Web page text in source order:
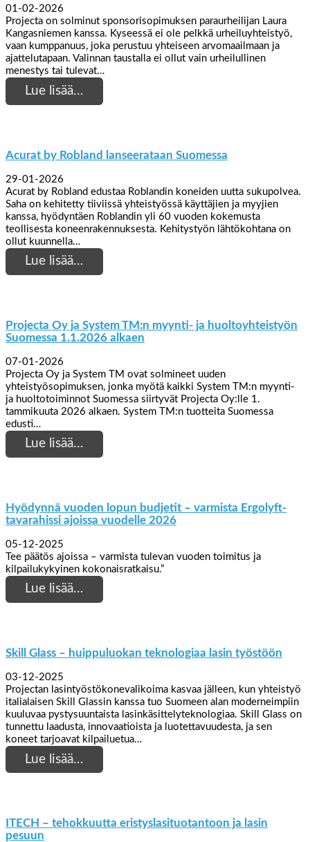
01-02-2026
Projecta on solminut sponsorisopimuksen paraurheilijan Laura
Kangasniemen kanssa. Kyseessä ei ole pelkkä urheiluyhteistyö,
vaan kumppanuus, joka perustuu yhteiseen arvomaailmaan ja
ajattelutapaan. Valinnan taustalla ei ollut vain urheilullinen
menestys tai tulevat…
Lue lisää…
Acurat by Robland lanseerataan Suomessa
29-01-2026
Acurat by Robland edustaa Roblandin koneiden uutta sukupolvea.
Saha on kehitetty tiiviissä yhteistyössä käyttäjien ja myyjien
kanssa, hyödyntäen Roblandin yli 60 vuoden kokemusta
teollisesta koneenrakennuksesta. Kehitystyön lähtökohtana on
ollut kuunnella…
Lue lisää…
Projecta Oy ja System TM:n myynti- ja huoltoyhteistyön
Suomessa 1.1.2026 alkaen
07-01-2026
Projecta Oy ja System TM ovat solmineet uuden
yhteistyösopimuksen, jonka myötä kaikki System TM:n myynti-
ja huoltotoiminnot Suomessa siirtyvät Projecta Oy:lle 1.
tammikuuta 2026 alkaen. System TM:n tuotteita Suomessa
edusti…
Lue lisää…
Hyödynnä vuoden lopun budjetit – varmista Ergolyft-
tavarahissi ajoissa vuodelle 2026
05-12-2025
Tee päätös ajoissa – varmista tulevan vuoden toimitus ja
kilpailukykyinen kokonaisratkaisu.”
Lue lisää…
Skill Glass – huippuluokan teknologiaa lasin työstöön
03-12-2025
Projectan lasintyöstökonevalikoima kasvaa jälleen, kun yhteistyö
italialaisen Skill Glassin kanssa tuo Suomeen alan moderneimpiin
kuuluvaa pystysuuntaista lasinkäsittelyteknologiaa. Skill Glass on
tunnettu laadusta, innovaatioista ja luotettavuudesta, ja sen
koneet tarjoavat kilpailuetua…
Lue lisää…
ITECH – tehokkuutta eristyslasituotantoon ja lasin
pesuun